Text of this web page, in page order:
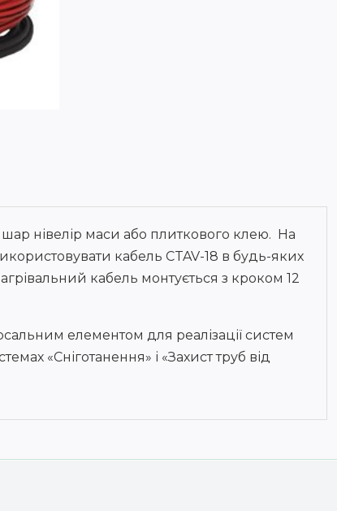
шар нівелір маси або плиткового клею. На
кабель CTAV-18 в будь-яких
кабель монтується з кроком 12
елементом для реалізації систем
«Сніготанення» і «Захист труб від